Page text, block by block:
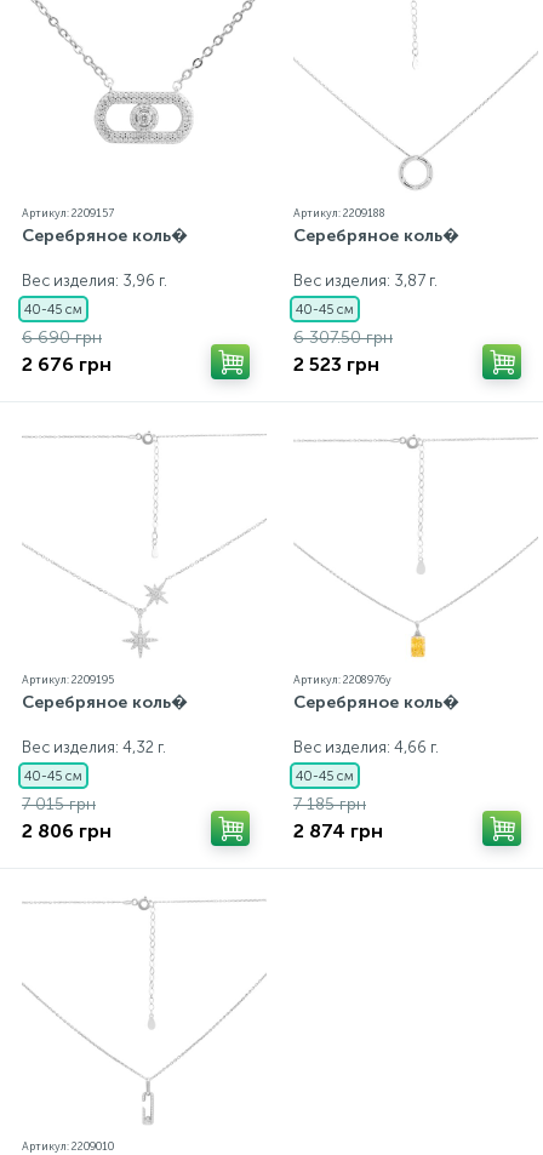
Артикул: 2209157
Серебряное коль�
Вес изделия: 3,96 г.
40-45 см
6 690 грн
2 676 грн
Артикул: 2209188
Серебряное коль�
Вес изделия: 3,87 г.
40-45 см
6 307.50 грн
2 523 грн
Артикул: 2209195
Серебряное коль�
Вес изделия: 4,32 г.
40-45 см
7 015 грн
2 806 грн
Артикул: 2208976y
Серебряное коль�
Вес изделия: 4,66 г.
40-45 см
7 185 грн
2 874 грн
Артикул: 2209010